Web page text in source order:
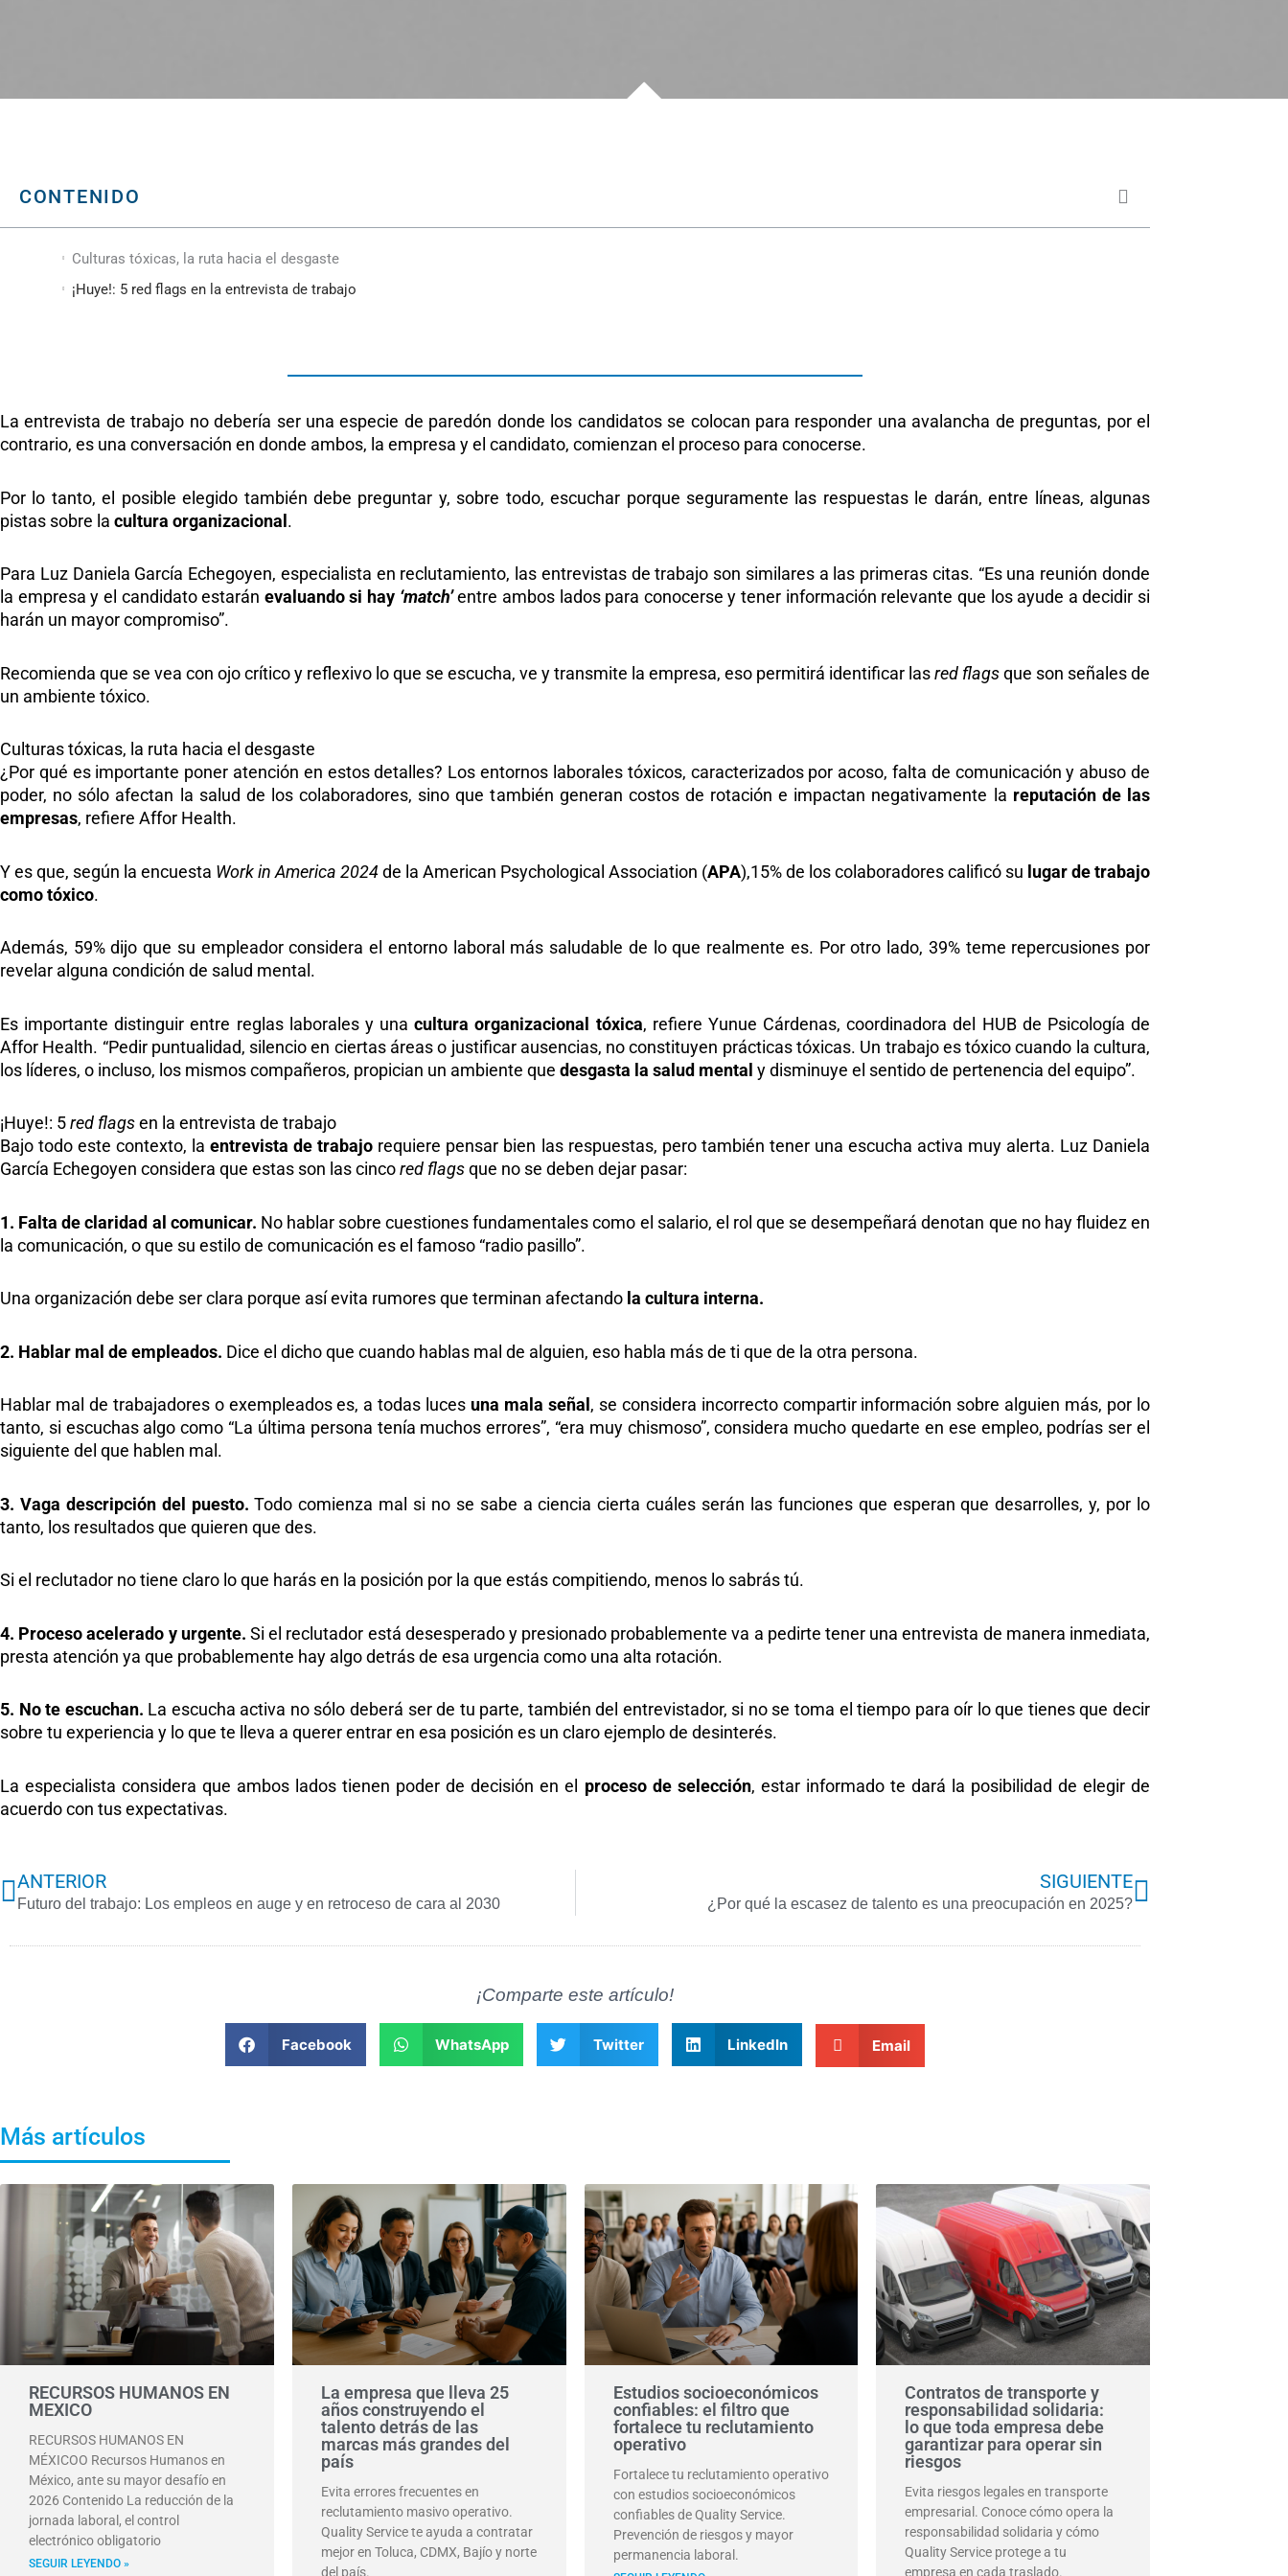
CONTENIDO
Culturas tóxicas, la ruta hacia el desgaste
¡Huye!: 5 red flags en la entrevista de trabajo
La entrevista de trabajo no debería ser una especie de paredón donde los candidatos se colocan para responder una avalancha de preguntas, por el
contrario, es una conversación en donde ambos, la empresa y el candidato, comienzan el proceso para conocerse.
Por lo tanto, el posible elegido también debe preguntar y, sobre todo, escuchar porque seguramente las respuestas le darán, entre líneas, algunas
pistas sobre la cultura organizacional.
Para Luz Daniela García Echegoyen, especialista en reclutamiento, las entrevistas de trabajo son similares a las primeras citas. “Es una reunión donde
la empresa y el candidato estarán evaluando si hay ‘match’ entre ambos lados para conocerse y tener información relevante que los ayude a decidir si
harán un mayor compromiso”.
Recomienda que se vea con ojo crítico y reflexivo lo que se escucha, ve y transmite la empresa, eso permitirá identificar lasred flagsque son señales de
un ambiente tóxico.
Culturas tóxicas, la ruta hacia el desgaste
¿Por qué es importante poner atención en estos detalles? Los entornos laborales tóxicos, caracterizados por acoso, falta de comunicación y abuso de
poder, no sólo afectan la salud de los colaboradores, sino que también generan costos de rotación e impactan negativamente la reputación de las
empresas, refiere Affor Health.
Y es que, según la encuesta Work in America 2024de la American Psychological Association (APA),15% de los colaboradores calificó su lugar de trabajo
como tóxico.
Además, 59% dijo que su empleador considera el entorno laboral más saludable de lo que realmente es. Por otro lado, 39% teme repercusiones por
revelar alguna condición de salud mental.
Es importante distinguir entre reglas laborales y unacultura organizacional tóxica, refiere Yunue Cárdenas, coordinadora del HUB de Psicología de
Affor Health. “Pedir puntualidad, silencio en ciertas áreas o justificar ausencias, no constituyen prácticas tóxicas. Un trabajo es tóxico cuando la cultura,
los líderes, o incluso, los mismos compañeros, propician un ambiente que desgasta la salud mental y disminuye el sentido de pertenencia del equipo”.
¡Huye!: 5red flagsen la entrevista de trabajo
Bajo todo este contexto, laentrevista de trabajo requiere pensar bien las respuestas, pero también tener una escucha activa muy alerta. Luz Daniela
García Echegoyen considera que estas son las cincored flagsque no se deben dejar pasar:
1. Falta de claridad al comunicar. No hablar sobre cuestiones fundamentales como el salario, el rol que se desempeñará denotan que no hay fluidez en
la comunicación, o que su estilo de comunicación es el famoso “radio pasillo”.
Una organización debe ser clara porque así evita rumores que terminan afectando la cultura interna.
2. Hablar mal de empleados. Dice el dicho que cuando hablas mal de alguien, eso habla más de ti que de la otra persona.
Hablar mal de trabajadores o exempleados es, a todas luces una mala señal , se considera incorrecto compartir información sobre alguien más, por lo
tanto, si escuchas algo como “La última persona tenía muchos errores”, “era muy chismoso”, considera mucho quedarte en ese empleo, podrías ser el
siguiente del que hablen mal.
3. Vaga descripción del puesto.Todo comienza mal si no se sabe a ciencia cierta cuáles serán las funciones que esperan que desarrolles, y, por lo
tanto, los resultados que quieren que des.
Si el reclutador no tiene claro lo que harás en la posición por la que estás compitiendo, menos lo sabrás tú.
4. Proceso acelerado y urgente. Si el reclutador está desesperado y presionado probablemente va a pedirte tener una entrevista de manera inmediata,
presta atención ya que probablemente hay algo detrás de esa urgencia como una alta rotación.
5. No te escuchan. La escucha activa no sólo deberá ser de tu parte, también del entrevistador, si no se toma el tiempo para oír lo que tienes que decir
sobre tu experiencia y lo que te lleva a querer entrar en esa posición es un claro ejemplo de desinterés.
La especialista considera que ambos lados tienen poder de decisión en el proceso de selección, estar informado te dará la posibilidad de elegir de
acuerdo con tus expectativas.
Previo
ANTERIOR
Futuro del trabajo: Los empleos en auge y en retroceso de cara al 2030
SIGUIENTE
¿Por qué la escasez de talento es una preocupación en 2025?
Next
¡Comparte este artículo!
Facebook WhatsApp Twitter LinkedIn Email
Más artículos
RECURSOS HUMANOS EN
MEXICO
RECURSOS HUMANOS EN
MÉXICOO Recursos Humanos en
México, ante su mayor desafío en
2026 Contenido La reducción de la
jornada laboral, el control
electrónico obligatorio
SEGUIR LEYENDO »
La empresa que lleva 25
años construyendo el
talento detrás de las
marcas más grandes del
país
Evita errores frecuentes en
reclutamiento masivo operativo.
Quality Service te ayuda a contratar
mejor en Toluca, CDMX, Bajío y norte
del país.
Estudios socioeconómicos
confiables: el filtro que
fortalece tu reclutamiento
operativo
Fortalece tu reclutamiento operativo
con estudios socioeconómicos
confiables de Quality Service.
Prevención de riesgos y mayor
permanencia laboral.
Contratos de transporte y
responsabilidad solidaria:
lo que toda empresa debe
garantizar para operar sin
riesgos
Evita riesgos legales en transporte
empresarial. Conoce cómo opera la
responsabilidad solidaria y cómo
Quality Service protege a tu
empresa en cada traslado.